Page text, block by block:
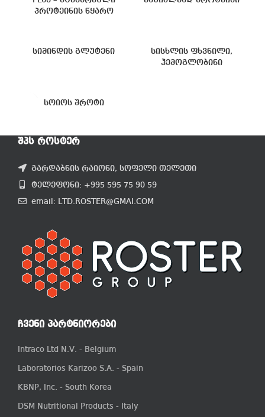
პროტეინის წყარო
სიმინდის გლუტენი
სისხლის ფხვნილი,
ჰემოგლობინი
სოიოს შროტი
ᲨᲞᲡ ᲠᲝᲡᲢᲔᲠ
გარდაბნის რაიონი, სოფელი თელეთი
ტელეფონი: +995 595 75 90 59
email: LTD.ROSTER@GMAI.COM
ᲩᲕᲔᲜᲘ ᲞᲐᲠᲢᲜᲘᲝᲠᲔᲑᲘ
Intraco Ltd N.V. - Belgium
Laboratorios Karizoo S.A. - Spain
KBNP, Inc. - South Korea
DSM Nutritional Products - Italy